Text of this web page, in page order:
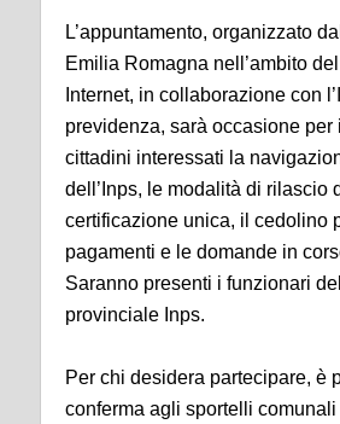
L’appuntamento, organizzato
Emilia Romagna nell’ambito
Internet, in collaborazione con
previdenza, sarà occasione per
cittadini interessati la
dell’Inps, le modalità di rilascio
certificazione unica, il cedolino
pagamenti e le domande in
Saranno presenti i funzionari
provinciale Inps.
Per chi desidera partecipare, è
conferma agli sportelli comunali